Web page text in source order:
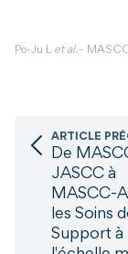
Po-Ju L et al.–
ARTICLE
De
JASCC à
MASCC-
les Soins
Support à